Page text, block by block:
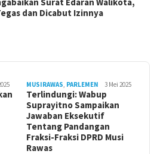
dan Dicabut Izinnya
MUSIRAWAS, PARLEMEN 3 Mei 2025
Terlindungi: Wabup
Suprayitno Sampaikan
Jawaban Eksekutif
Tentang Pandangan
Fraksi-Fraksi DPRD Musi
Rawas